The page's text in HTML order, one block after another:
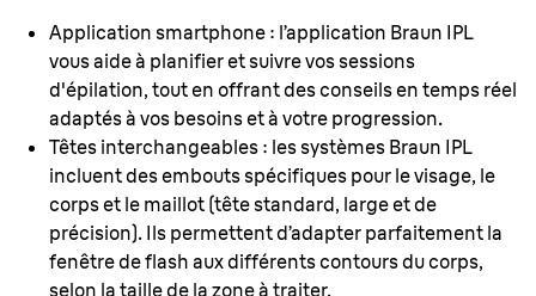
Application smartphone : l’application Braun IPL
vous aide à planifier et suivre vos sessions
d'épilation, tout en offrant des conseils en temps réel
adaptés à vos besoins et à votre progression.
Têtes interchangeables : les systèmes Braun IPL
incluent des embouts spécifiques pour le visage, le
corps et le maillot (tête standard, large et de
précision). Ils permettent d’adapter parfaitement la
fenêtre de flash aux différents contours du corps,
selon la taille de la zone à traiter.